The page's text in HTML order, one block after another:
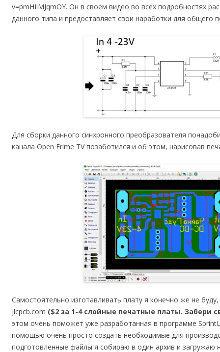
v=pmHIlMJqmOY. Он в своем видео во всех подробностях
данного типа и предоставляет свои наработки для общего
Для сборки данного синхронного преобразователя
канала Open Frime TV позаботился и об этом, нарисовав
Самостоятельно изготавливать плату я конечно же не
jlcpcb.com ($2 за 1-4 слойные печатные платы. Забери
этом очень поможет уже разработанная в программе
помощью очень просто создать необходимые для
подготовленные файлы я собираю в один архив и загружаю